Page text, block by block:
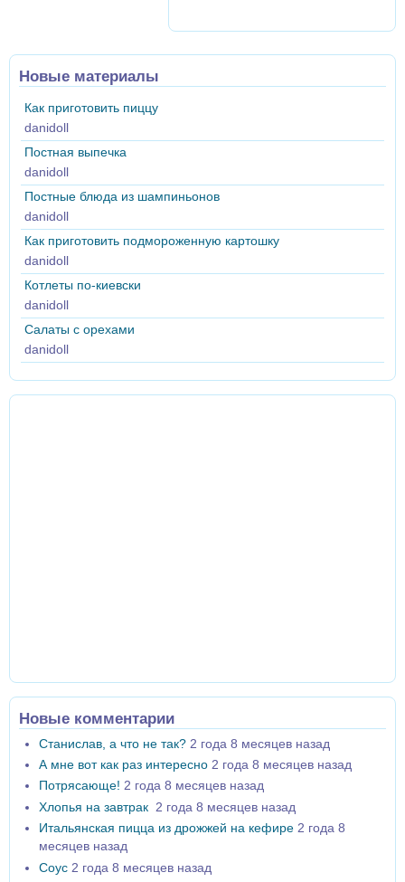
Новые материалы
Как приготовить пиццу
danidoll
Постная выпечка
danidoll
Постные блюда из шампиньонов
danidoll
Как приготовить подмороженную картошку
danidoll
Котлеты по-киевски
danidoll
Салаты с орехами
danidoll
Новые комментарии
Станислав, а что не так? 2 года 8 месяцев назад
А мне вот как раз интересно 2 года 8 месяцев назад
Потрясающе! 2 года 8 месяцев назад
Хлопья на завтрак 2 года 8 месяцев назад
Итальянская пицца из дрожжей на кефире 2 года 8
месяцев назад
Соус 2 года 8 месяцев назад